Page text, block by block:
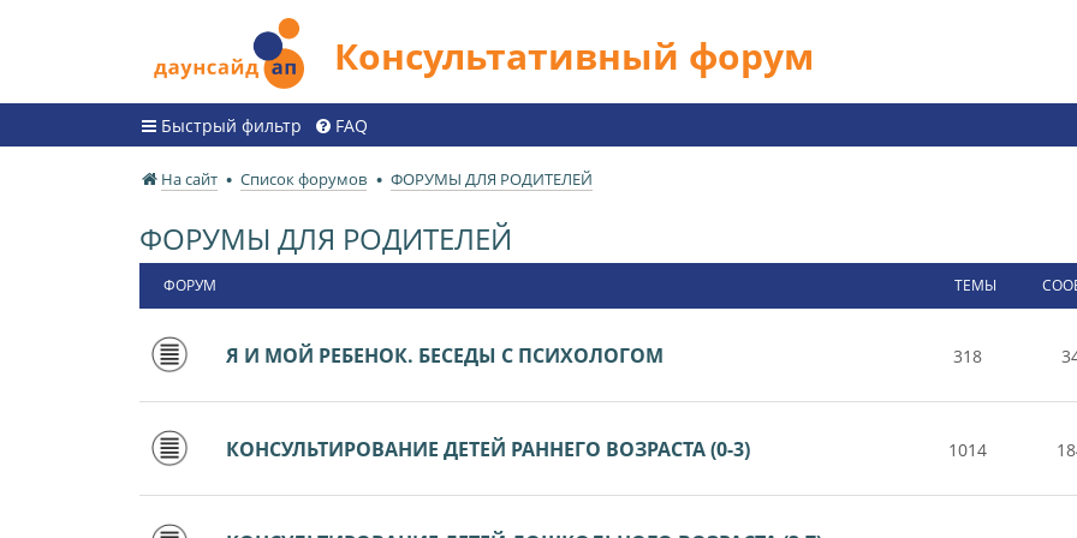
Консультативный форум
Быстрый фильтр FAQ
На сайт Список форумов ФОРУМЫ ДЛЯ РОДИТЕЛЕЙ
ФОРУМЫ ДЛЯ РОДИТЕЛЕЙ
ФОРУМ ТЕМЫ
Я И МОЙ РЕБЕНОК. БЕСЕДЫ С ПСИХОЛОГОМ 318
КОНСУЛЬТИРОВАНИЕ ДЕТЕЙ РАННЕГО ВОЗРАСТА (0-3) 1014